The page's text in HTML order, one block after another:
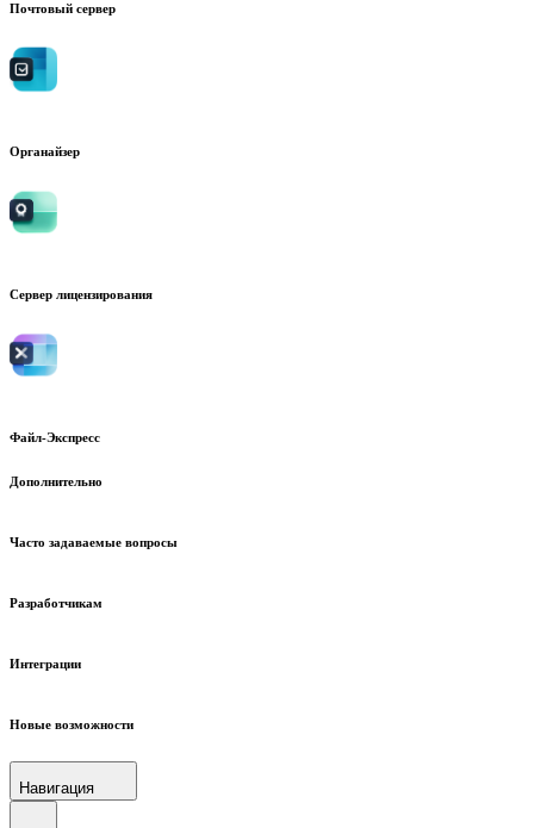
Почтовый сервер
Органайзер
Сервер лицензирования
Файл-Экспресс
Дополнительно
Часто задаваемые вопросы
Разработчикам
Интеграции
Новые возможности
Навигация